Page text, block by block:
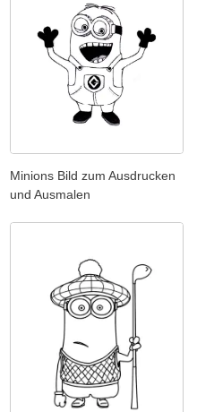
Minions Bild zum Ausdrucken
und Ausmalen